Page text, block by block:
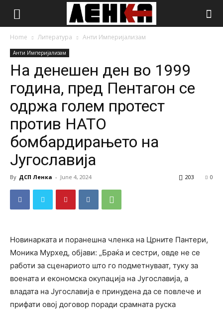
Home Литература Анти Империјализам
Анти Империјализам
На денешен ден во 1999
година, пред Пентагон се
одржа голем протест
против НАТО
бомбардирањето на
Југославија
By ДСП Ленка - June 4, 2024 0
203
Новинарката и поранешна членка на Црните Пантери,
Моника Мурхед, објави: „Браќа и сестри, овде не се
работи за сценариото што го подметнуваат, туку за
воената и економска окупација на Југославија, а
владата на Југославија е принудена да се повлече и
прифати овој договор поради срамната руска